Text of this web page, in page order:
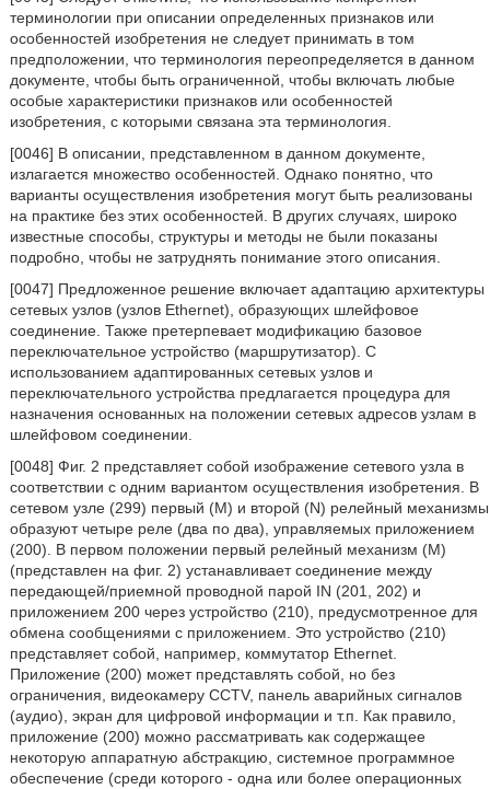
терминологии при описании определенных признаков или
особенностей изобретения не следует принимать в том
предположении, что терминология переопределяется в данном
документе, чтобы быть ограниченной, чтобы включать любые
особые характеристики признаков или особенностей
изобретения, с которыми связана эта терминология.
[0046] В описании, представленном в данном документе,
излагается множество особенностей. Однако понятно, что
варианты осуществления изобретения могут быть реализованы
на практике без этих особенностей. В других случаях, широко
известные способы, структуры и методы не были показаны
подробно, чтобы не затруднять понимание этого описания.
[0047] Предложенное решение включает адаптацию архитектуры
сетевых узлов (узлов Ethernet), образующих шлейфовое
соединение. Также претерпевает модификацию базовое
переключательное устройство (маршрутизатор). С
использованием адаптированных сетевых узлов и
переключательного устройства предлагается процедура для
назначения основанных на положении сетевых адресов узлам в
шлейфовом соединении.
[0048] Фиг. 2 представляет собой изображение сетевого узла в
соответствии с одним вариантом осуществления изобретения. В
сетевом узле (299) первый (М) и второй (N) релейный механизмы
образуют четыре реле (два по два), управляемых приложением
(200). В первом положении первый релейный механизм (М)
(представлен на фиг. 2) устанавливает соединение между
передающей/приемной проводной парой IN (201, 202) и
приложением 200 через устройство (210), предусмотренное для
обмена сообщениями с приложением. Это устройство (210)
представляет собой, например, коммутатор Ethernet.
Приложение (200) может представлять собой, но без
ограничения, видеокамеру CCTV, панель аварийных сигналов
(аудио), экран для цифровой информации и т.п. Как правило,
приложение (200) можно рассматривать как содержащее
некоторую аппаратную абстракцию, системное программное
обеспечение (среди которого - одна или более операционных